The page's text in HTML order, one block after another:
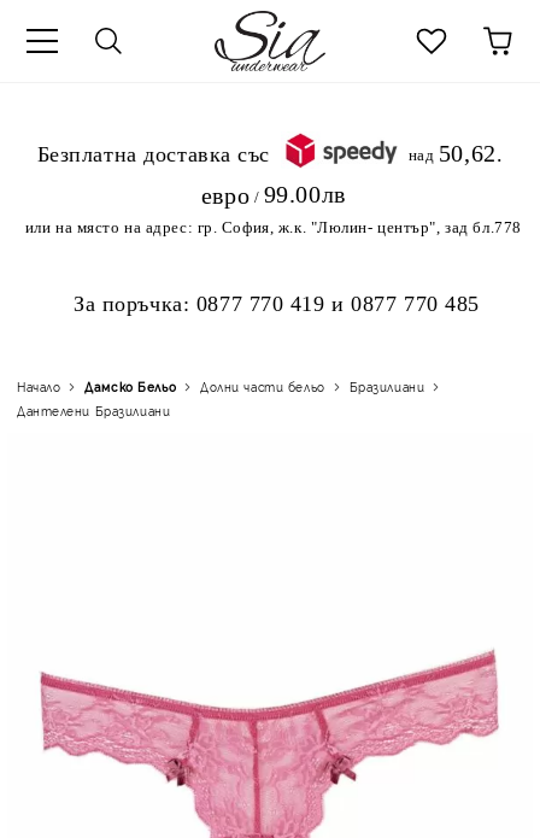
.Безплатна доставка със
над 50,62
евро / 99.00лв
или на място на адрес: гр. София, ж.к. "Люлин- център", зад бл.778
За поръчка: 0877 770 419 и0877 770 485
Начало Дамско Бельо Долни части бельо
Бразилиани
Дантелени Бразилиани